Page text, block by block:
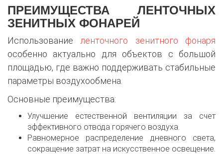
ПРЕИМУЩЕСТВА ЛЕНТОЧНЫХ
ЗЕНИТНЫХ ФОНАРЕЙ
Использование ленточного зенитного фонаря
особенно актуально для объектов с большой
площадью, где важно поддерживать стабильные
параметры воздухообмена.
Основные преимущества:
Улучшение естественной вентиляции за счет
эффективного отвода горячего воздуха.
Равномерное распределение дневного света,
сокращение затрат на искусственное освещение.